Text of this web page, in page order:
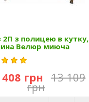
2П з полицею в кутку,
Велюр миюча
грн 13 109
грн